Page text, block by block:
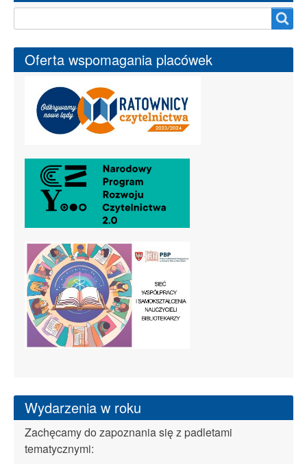
Oferta wspomagania placówek
Wydarzenia w roku
Zachęcamy do zapoznania się z padletami
tematycznymi: